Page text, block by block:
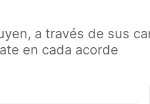
a través de sus
en cada acorde